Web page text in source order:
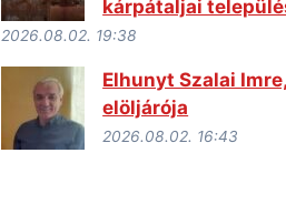
kárpátaljai
2026.08.02. 19:38
Elhunyt Szalai
elöljárója
2026.08.02. 16:43